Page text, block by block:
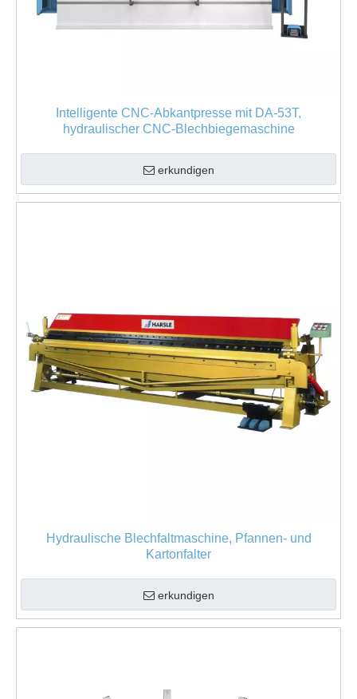
Intelligente CNC-Abkantpresse mit DA-53T,
hydraulischer CNC-Blechbiegemaschine
erkundigen
Hydraulische Blechfaltmaschine, Pfannen- und
Kartonfalter
erkundigen